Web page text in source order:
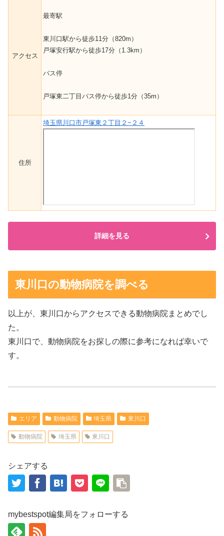
アクセス
最寄駅
東川口駅から徒歩11分（820m）
戸塚安行駅から徒歩17分（1.3km）
バス停
戸塚東二丁目バス停から徒歩1分（35m）
住所
埼玉県川口市戸塚東２丁目２−２４
詳細を見る
東川口の動物病院を調べる
以上が、東川口からアクセスできる動物病院まとめでし
た。
東川口で、動物病院をお探しの際に参考になれば幸いで
す。
エリア 動物病院 埼玉県 東川口
動物病院 埼玉県 東川口
シェアする
mybestspot編集局をフォローする